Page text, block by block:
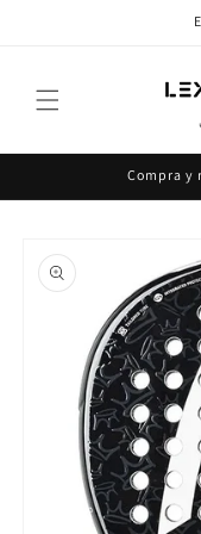
Compra y
a la
información
del producto